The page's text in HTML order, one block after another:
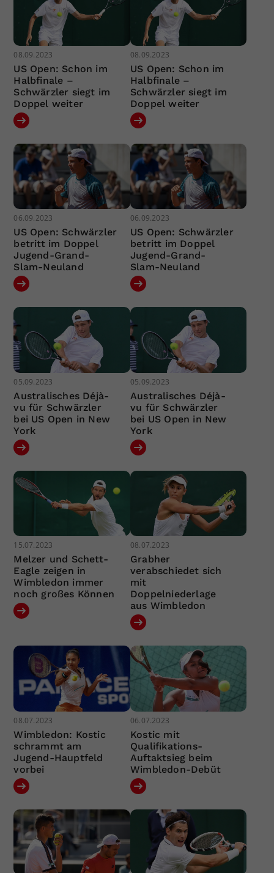
08.09.2023
US Open: Schon im
Halbfinale –
Schwärzler siegt im
Doppel weiter
08.09.2023
US Open: Schon im
Halbfinale –
Schwärzler siegt im
Doppel weiter
06.09.2023
US Open: Schwärzler
betritt im Doppel
Jugend-Grand-
Slam-Neuland
06.09.2023
US Open: Schwärzler
betritt im Doppel
Jugend-Grand-
Slam-Neuland
05.09.2023
Australisches Déjà-
vu für Schwärzler
bei US Open in New
York
05.09.2023
Australisches Déjà-
vu für Schwärzler
bei US Open in New
York
15.07.2023
Melzer und Schett-
Eagle zeigen in
Wimbledon immer
noch großes Können
08.07.2023
Grabher
verabschiedet sich
mit
Doppelniederlage
aus Wimbledon
08.07.2023
Wimbledon: Kostic
schrammt am
Jugend-Hauptfeld
vorbei
06.07.2023
Kostic mit
Qualifikations-
Auftaktsieg beim
Wimbledon-Debüt